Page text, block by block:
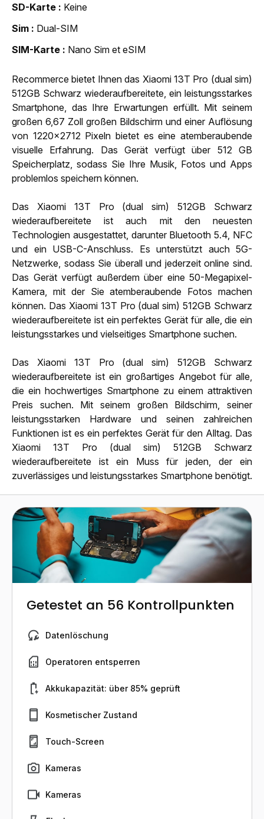
SD-Karte
Keine
Sim
Dual-SIM
SIM-Karte
Nano Sim et eSIM
Recommerce bietet Ihnen das Xiaomi 13T Pro (dual sim)
512GB Schwarz wiederaufbereitete, ein leistungsstarkes
Smartphone, das Ihre Erwartungen erfüllt. Mit seinem
großen 6,67 Zoll großen Bildschirm und einer Auflösung
von 1220x2712 Pixeln bietet es eine atemberaubende
visuelle Erfahrung. Das Gerät verfügt über 512 GB
Speicherplatz, sodass Sie Ihre Musik, Fotos und Apps
problemlos speichern können.
Das Xiaomi 13T Pro (dual sim) 512GB Schwarz
wiederaufbereitete ist auch mit den neuesten
Technologien ausgestattet, darunter Bluetooth 5.4, NFC
und ein USB-C-Anschluss. Es unterstützt auch 5G-
Netzwerke, sodass Sie überall und jederzeit online sind.
Das Gerät verfügt außerdem über eine 50-Megapixel-
Kamera, mit der Sie atemberaubende Fotos machen
können. Das Xiaomi 13T Pro (dual sim) 512GB Schwarz
wiederaufbereitete ist ein perfektes Gerät für alle, die ein
leistungsstarkes und vielseitiges Smartphone suchen.
Das Xiaomi 13T Pro (dual sim) 512GB Schwarz
wiederaufbereitete ist ein großartiges Angebot für alle,
die ein hochwertiges Smartphone zu einem attraktiven
Preis suchen. Mit seinem großen Bildschirm, seiner
leistungsstarken Hardware und seinen zahlreichen
Funktionen ist es ein perfektes Gerät für den Alltag. Das
Xiaomi 13T Pro (dual sim) 512GB Schwarz
wiederaufbereitete ist ein Muss für jeden, der ein
zuverlässiges und leistungsstarkes Smartphone benötigt.
Getestet an 56 Kontrollpunkten
Datenlöschung
Operatoren entsperren
Akkukapazität: über 85% geprüft
Kosmetischer Zustand
Touch-Screen
Kameras
Kameras